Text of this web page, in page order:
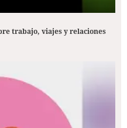
trabajo, viajes y relaciones